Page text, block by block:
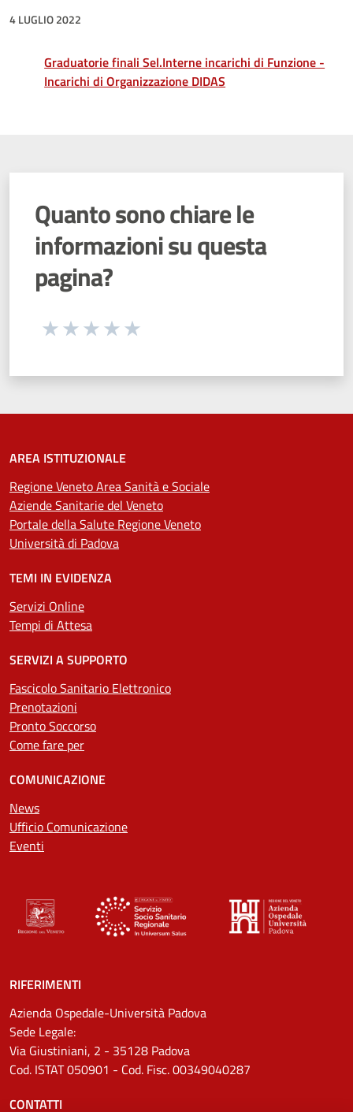
4 LUGLIO 2022
Graduatorie finali Sel.Interne incarichi di Funzione -
Incarichi di Organizzazione DIDAS
Quanto sono chiare le
informazioni su questa
pagina?
Seleziona una valutazione da 1 a 5 stelle
AREA ISTITUZIONALE
Regione Veneto Area Sanità e Sociale
Aziende Sanitarie del Veneto
Portale della Salute Regione Veneto
Università di Padova
TEMI IN EVIDENZA
Servizi Online
Tempi di Attesa
SERVIZI A SUPPORTO
Fascicolo Sanitario Elettronico
Prenotazioni
Pronto Soccorso
Come fare per
COMUNICAZIONE
News
Ufficio Comunicazione
Eventi
RIFERIMENTI
Azienda Ospedale-Università Padova
Sede Legale:
Via Giustiniani, 2 - 35128 Padova
Cod. ISTAT 050901 - Cod. Fisc. 00349040287
CONTATTI